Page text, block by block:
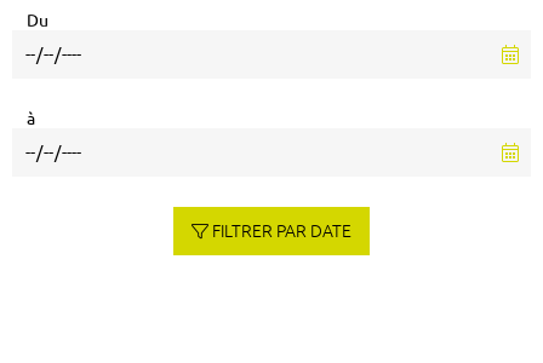
Du
à
FILTRER PAR DATE